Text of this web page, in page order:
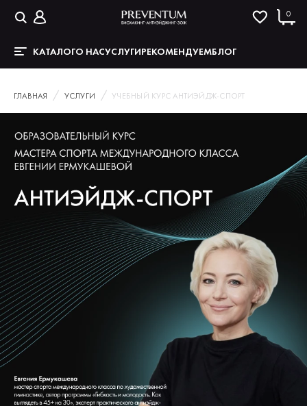
0
КАТАЛОГО НАСУСЛУГИРЕКОМЕНДУЕМБЛОГ
ГЛАВНАЯ УСЛУГИ УЧЕБНЫЙ КУРС АНТИЭЙДЖ-СПОРТ